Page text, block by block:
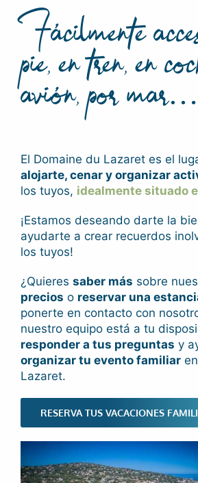
Fácilmente
pie, en tren, en
avión, por mar…
El Domaine du Lazaret es el
alojarte, cenar y organizar
los tuyos, idealmente situado
¡Estamos deseando darte la
ayudarte a crear recuerdos
los tuyos!
¿Quieres saber más sobre
precios o reservar una
ponerte en contacto con
nuestro equipo está a tu
responder a tus preguntas y
organizar tu evento familiaren
Lazaret.
RESERVA TUS VACACIONES